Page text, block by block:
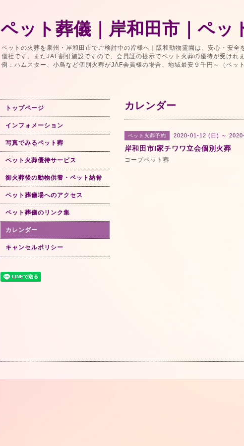
ペット葬儀｜岸和田市｜ペッ
ペットの火葬を泉州・岸和田市でご検討中の皆様へ｜阪和動物霊園は、安心・安
儀社です。またJAF割引施設ですので、会員証の提示でペット火葬の優待が受けれま
例：ハムスター、小鳥など個別火葬がJAF会員様の場合、地域最安９千円～（ペッ
カレンダー
ペット火葬予約 2020-01-12 (日) ～
岸和田市I家チワワ立会個別火葬
コープペット葬
トップページ
インフォメーション
写真でみるペット葬
ペット火葬優待サービス
御火葬後の動物供養・ペット納骨
ペット葬儀場へのアクセス
ペット葬儀のリンク集
カレンダー
キャンセルポリシー